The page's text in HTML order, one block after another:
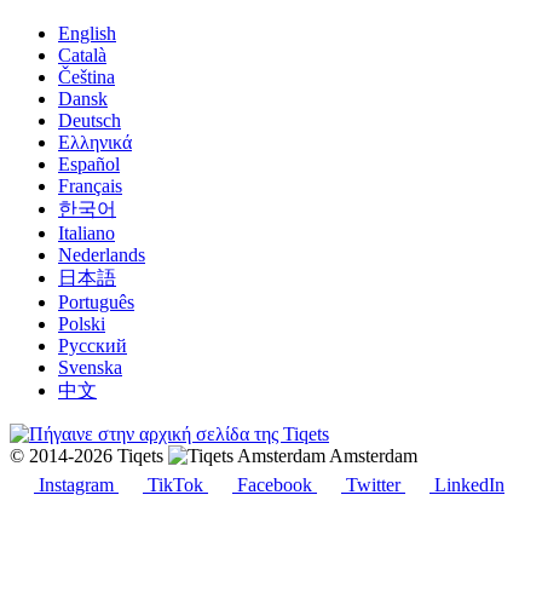
English
Català
Čeština
Dansk
Deutsch
Ελληνικά
Español
Français
한국어
Italiano
Nederlands
日本語
Português
Polski
Русский
Svenska
中文
© 2014-2026 Tiqets
Amsterdam
Instagram
TikTok Facebook Twitter LinkedIn